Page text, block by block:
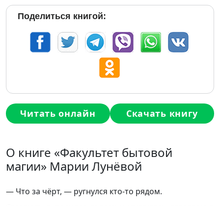
Поделиться книгой:
Читать онлайн Скачать книгу
О книге «Факультет бытовой
магии» Марии Лунёвой
— Что за чёрт, — ругнулся кто-то рядом.